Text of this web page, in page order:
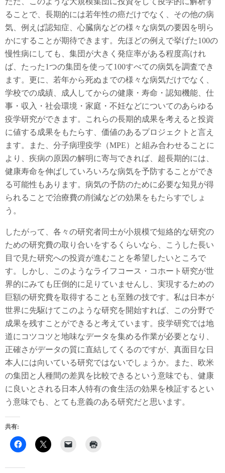
ることで、長期的には若年性の癌だけでなく、その他の病
気、例えば認知症、心臓病などの様々な病気の要因を明ら
かにすることが期待できます。先ほどの例えで挙げた100の
慢性病にしても、集団が大きく発症率がある程度高けれ
ば、たった1つの集団を使って100すべての病気を調査でき
ます。更に、若年から死ぬまでの様々な病気だけでなく、
学校での成績、成人してからの健康・寿命・認知機能、仕
事・収入・社会環境・家庭・不妊などについてのあらゆる
疫学研究ができます。これらの長期的成果を考えると投資
に値する成果をもたらす、価値のあるプロジェクトと言え
ます。また、分子病理疫学（MPE）と組み合わせることに
より、疾病の原因の解明に寄与できれば、超長期的には、
健康寿命を伸ばしていろいろな病気を予防することができ
る可能性もあります。病気の予防のために必要な知見が得
られることで治療費の削減などの効果をもたらすでしょ
う。
したがって、各々の研究者同士が小規模で短絡的な研究の
ための研究費の取り合いをするくらいなら、こうした長い
目で見た研究への投資が進むことを希望したいところで
す。しかし、このようなライフコース・コホート研究が世
界的にみても圧倒的に足りていませんし、実現するための
巨額の研究費を取得することも至難の技です。私は日本が
世界に先駆けてこのような研究を開始すれば、この分野で
成果を残すことができると考えています。疫学研究では地
道にコツコツと地味なデータを集める作業が必要となり、
正確さがデータの質に直結してくるのですが、真面目な日
本人には向いている研究ではないでしょうか。また、欧米
の集団と人種間の差異を比較できるという意味でも、健康
に良いとされる日本人特有の食生活の効果を検証するとい
う意味でも、とても意義のある研究だと思います。
共有: